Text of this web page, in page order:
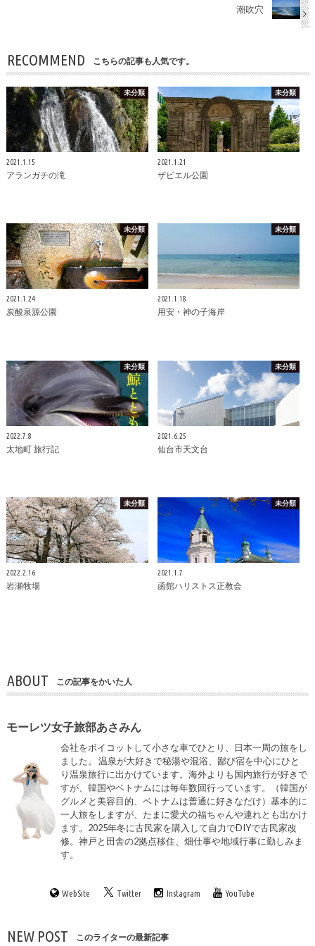
潮吹穴
RECOMMEND こちらの記事も人気です。
未分類
2021.1.15
アランガチの滝
未分類
2021.1.21
ザビエル公園
未分類
2021.1.24
炭酸泉源公園
未分類
2021.1.18
用安・神の子海岸
未分類
2022.7.8
太地町 旅行記
未分類
2021.6.25
仙台市天文台
未分類
2022.2.16
岩瀬牧場
未分類
2021.1.7
函館ハリストス正教会
ABOUT この記事をかいた人
モーレツ女子旅部あさみん
会社をボイコットして小さな車でひとり、日本一周の旅をし
ました。 温泉が大好きで秘湯や混浴、鄙び宿を中心にひと
り温泉旅行に出かけています。海外よりも国内旅行が好きで
すが、韓国やベトナムには毎年数回行っています。（韓国が
グルメと美容目的、ベトナムは普通に好きなだけ）基本的に
一人旅をしますが、たまに愛犬の福ちゃんや連れとも出かけ
ます。2025年冬に古民家を購入して自力でDIYで古民家改
修。神戸と田舎の2拠点移住、畑仕事や地域行事に勤しみま
す。
WebSite Twitter Instagram YouTube
NEW POST このライターの最新記事